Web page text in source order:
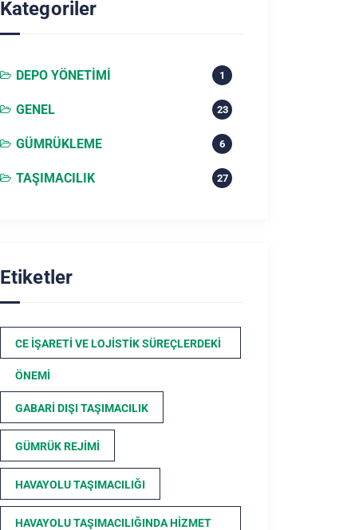
Kategoriler
DEPO YÖNETIMI 1
GENEL 23
GÜMRÜKLEME 6
TAŞIMACILIK 27
Etiketler
CE İŞARETI VE LOJISTIK SÜREÇLERDEKI
ÖNEMI
GABARI DIŞI TAŞIMACILIK
GÜMRÜK REJIMI
HAVAYOLU TAŞIMACILIĞI
HAVAYOLU TAŞIMACILIĞINDA HIZMET